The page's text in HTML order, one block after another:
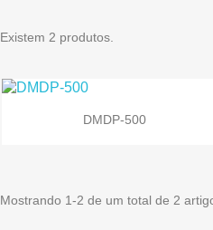
Existem 2 produtos.
Vista rápida
DMDP-500
Mostrando 1-2 de um total de 2